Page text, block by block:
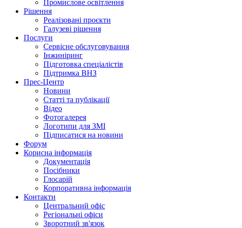
Промислове освітлення
Рішення
Реалізовані проєкти
Галузеві рішення
Послуги
Сервісне обслуговування
Інжиніринг
Підготовка спеціалістів
Підтримка ВНЗ
Прес-Центр
Новини
Статті та публікації
Відео
Фотогалерея
Логотипи для ЗМІ
Підписатися на новини
Форум
Корисна інформація
Документація
Посібники
Глосарій
Корпоративна інформація
Контакти
Центральний офіс
Регіональні офіси
Зворотний зв'язок